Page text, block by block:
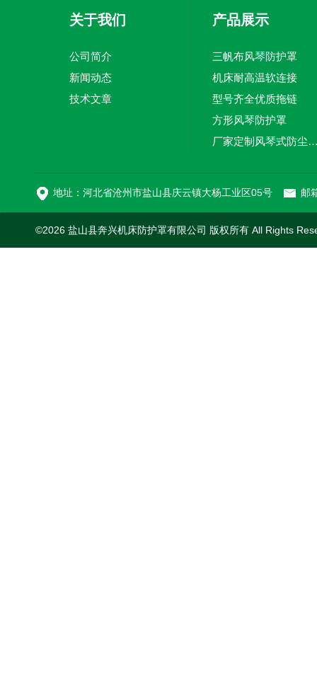
关于我们
公司简介
新闻动态
技术文章
产品展示
三帆布风琴防护罩
机床耐高温软连接
型号齐全优质拖链
方形风琴防护罩
厂家定制风琴式
地址：河北省沧州市盐山县庆云镇大杨工业区05号 邮
©2026 盐山县奔兴机床防护罩有限公司 版权所有 All Rights